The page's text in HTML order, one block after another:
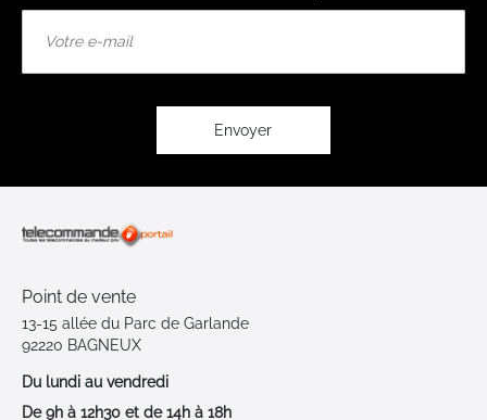
Envoyer
Point de vente
13-15 allée du Parc de Garlande
92220 BAGNEUX
Du lundi au vendredi
De 9h à 12h30 et de 14h à 18h